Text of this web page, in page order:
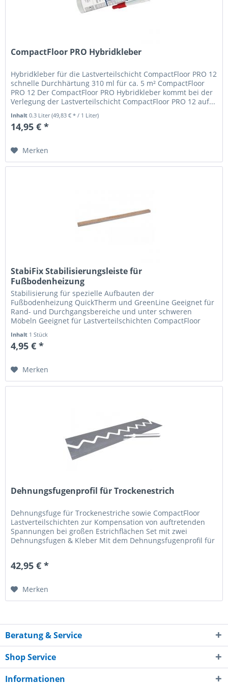
CompactFloor PRO Hybridkleber
Hybridkleber für die Lastverteilschicht CompactFloor PRO 12
schnelle Durchhärtung 310 ml für ca. 5 m² CompactFloor
PRO 12 Der CompactFloor PRO Hybridkleber kommt bei der
Verlegung der Lastverteilschicht CompactFloor PRO 12 auf...
Inhalt0.3 Liter(49,83 € * / 1 Liter)
14,95 € *
Merken
StabiFix Stabilisierungsleiste für
Fußbodenheizung
Stabilisierung für spezielle Aufbauten der
Fußbodenheizung QuickTherm und GreenLine Geeignet für
Rand- und Durchgangsbereiche und unter schweren
Möbeln Geeignet für Lastverteilschichten CompactFloor
Inhalt 1 Stück
4,95 € *
Merken
Dehnungsfugenprofil für Trockenestrich
Dehnungsfuge für Trockenestriche sowie CompactFloor
Lastverteilschichten zur Kompensation von auftretenden
Spannungen bei großen Estrichflächen Set mit zwei
Dehnungsfugen & Kleber Mit dem Dehnungsfugenprofil für
42,95 € *
Merken
Beratung & Service
Shop Service
Informationen